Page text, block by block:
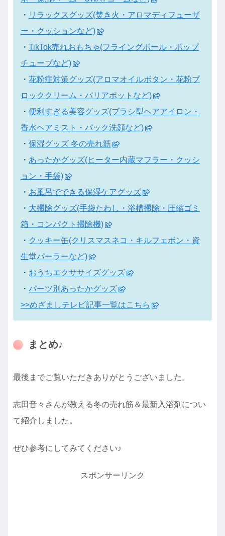
・ リラックスグッズ(焚き火・アロマディフューザ
ー・クッションなど)
・ TikTok売れおもちゃ(フライングボール・ポップ
チューブなど)
・ 花粉症対策グッズ(アロマオイルボタン・花粉ブ
ロッククリーム・バリアポットなど)
・ 便利すぎる美容グッズ(ブラシ型ヘアアイロン・
香水ヘアミスト・パック洗顔など)
・ 保湿グッズ 冬の売れ筋
・ あったかグッズ(ヒーター内蔵マフラー・クッシ
ョン・手袋)
・ お風呂でできる保湿ケアグッズ
・ 大掃除グッズ(手袋たわし・浴槽掃除・圧縮ゴミ
箱・コンパクト掃除機)
・ クッキー缶(クリスマスネコ・キルフェボン・資
生堂パーラーなど)
・ おうちエクササイズグッズ
・ パーツ別あったかグッズ
>>めざましテレビ記事一覧はこちら
まとめ♪
最後までご覧いただきありがとうございました。
志田音々さんが教える冬の売れ筋＆最新入浴剤につい
て紹介しました。
ぜひ参考にしてみてください♪
スポンサーリンク